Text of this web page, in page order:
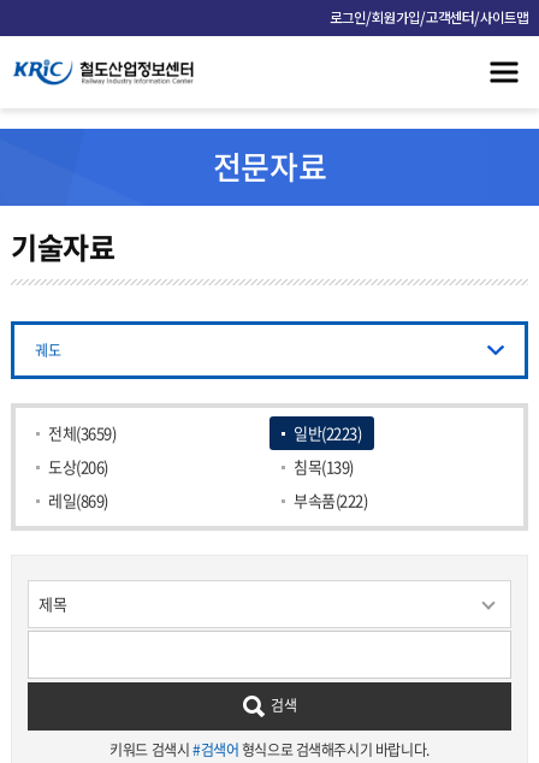
로그인/회원가입/고객센터/사이트맵
전문자료
기술자료
궤도
전체(3659)
일반(2223)
도상(206)
침목(139)
레일(869)
부속품(222)
검색
키워드 검색시#검색어형식으로 검색해주시기 바랍니다.